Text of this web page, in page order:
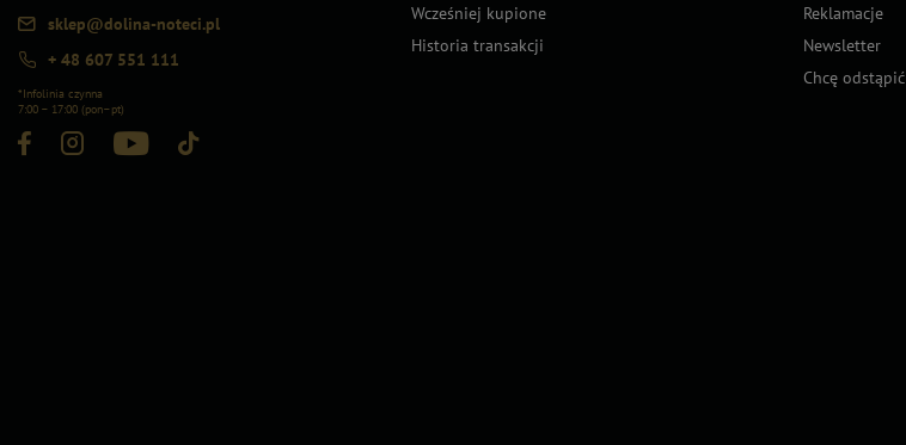
sklep@dolina-noteci.pl
+ 48 607 551 111
*Infolinia czynna
7:00 – 17:00 (pon–pt)
Wcześniej kupione
Historia transakcji
Reklamacje
Newsletter
Chcę